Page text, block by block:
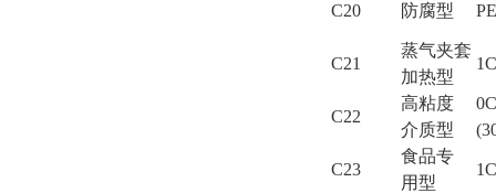
C20 防腐型 PE
C21
蒸气夹套
加热型
C22
高粘度
介质型
C23
食品专
用型